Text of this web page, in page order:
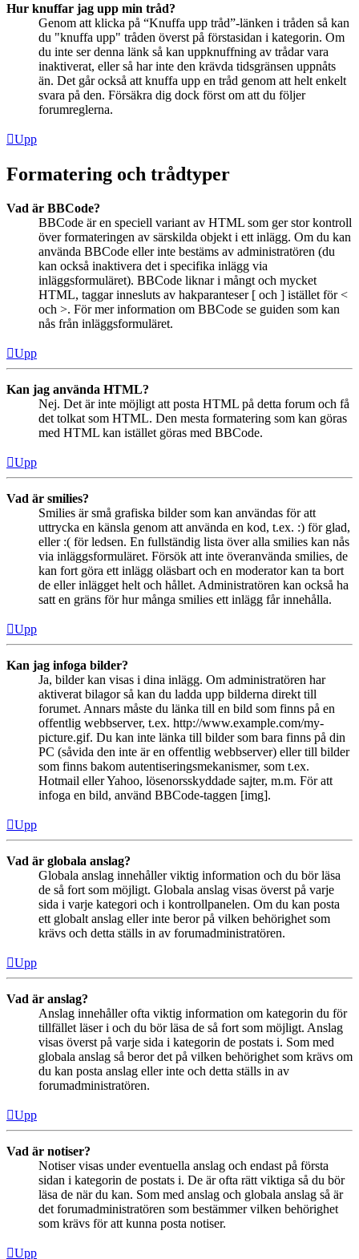
Hur knuffar jag upp min tråd?
Genom att klicka på “Knuffa upp tråd”-länken i tråden så kan
du "knuffa upp" tråden överst på förstasidan i kategorin. Om
du inte ser denna länk så kan uppknuffning av trådar vara
inaktiverat, eller så har inte den krävda tidsgränsen uppnåts
än. Det går också att knuffa upp en tråd genom att helt enkelt
svara på den. Försäkra dig dock först om att du följer
forumreglerna.
Upp
Formatering och trådtyper
Vad är BBCode?
BBCode är en speciell variant av HTML som ger stor kontroll
över formateringen av särskilda objekt i ett inlägg. Om du kan
använda BBCode eller inte bestäms av administratören (du
kan också inaktivera det i specifika inlägg via
inläggsformuläret). BBCode liknar i mångt och mycket
HTML, taggar innesluts av hakparanteser [ och ] istället för <
och >. För mer information om BBCode se guiden som kan
nås från inläggsformuläret.
Upp
Kan jag använda HTML?
Nej. Det är inte möjligt att posta HTML på detta forum och få
det tolkat som HTML. Den mesta formatering som kan göras
med HTML kan istället göras med BBCode.
Upp
Vad är smilies?
Smilies är små grafiska bilder som kan användas för att
uttrycka en känsla genom att använda en kod, t.ex. :) för glad,
eller :( för ledsen. En fullständig lista över alla smilies kan nås
via inläggsformuläret. Försök att inte överanvända smilies, de
kan fort göra ett inlägg oläsbart och en moderator kan ta bort
de eller inlägget helt och hållet. Administratören kan också ha
satt en gräns för hur många smilies ett inlägg får innehålla.
Upp
Kan jag infoga bilder?
Ja, bilder kan visas i dina inlägg. Om administratören har
aktiverat bilagor så kan du ladda upp bilderna direkt till
forumet. Annars måste du länka till en bild som finns på en
offentlig webbserver, t.ex. http://www.example.com/my-
picture.gif. Du kan inte länka till bilder som bara finns på din
PC (såvida den inte är en offentlig webbserver) eller till bilder
som finns bakom autentiseringsmekanismer, som t.ex.
Hotmail eller Yahoo, lösenorsskyddade sajter, m.m. För att
infoga en bild, använd BBCode-taggen [img].
Upp
Vad är globala anslag?
Globala anslag innehåller viktig information och du bör läsa
de så fort som möjligt. Globala anslag visas överst på varje
sida i varje kategori och i kontrollpanelen. Om du kan posta
ett globalt anslag eller inte beror på vilken behörighet som
krävs och detta ställs in av forumadministratören.
Upp
Vad är anslag?
Anslag innehåller ofta viktig information om kategorin du för
tillfället läser i och du bör läsa de så fort som möjligt. Anslag
visas överst på varje sida i kategorin de postats i. Som med
globala anslag så beror det på vilken behörighet som krävs om
du kan posta anslag eller inte och detta ställs in av
forumadministratören.
Upp
Vad är notiser?
Notiser visas under eventuella anslag och endast på första
sidan i kategorin de postats i. De är ofta rätt viktiga så du bör
läsa de när du kan. Som med anslag och globala anslag så är
det forumadministratören som bestämmer vilken behörighet
som krävs för att kunna posta notiser.
Upp